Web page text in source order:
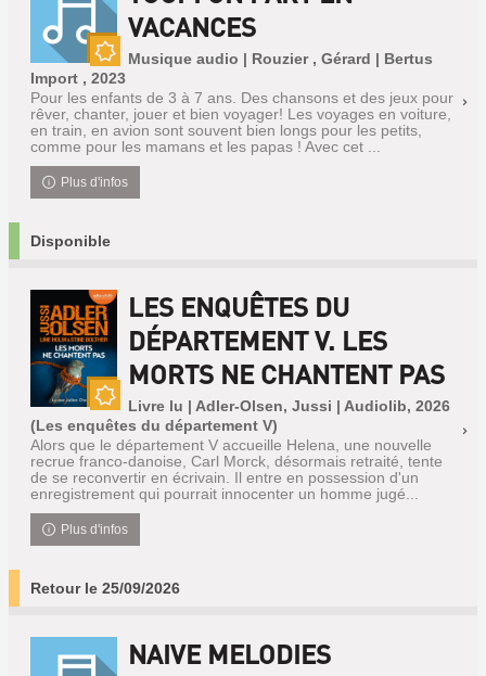
Nouveauté
VACANCES
Musique audio | Rouzier , Gérard | Bertus
Import , 2023
Pour les enfants de 3 à 7 ans. Des chansons et des jeux pour
rêver, chanter, jouer et bien voyager! Les voyages en voiture,
en train, en avion sont souvent bien longs pour les petits,
comme pour les mamans et les papas ! Avec cet ...
Plus d'infos
Disponible
Nouveauté
LES ENQUÊTES DU
DÉPARTEMENT V. LES
MORTS NE CHANTENT PAS
Livre lu | Adler-Olsen, Jussi | Audiolib, 2026
(Les enquêtes du département V)
Alors que le département V accueille Helena, une nouvelle
recrue franco-danoise, Carl Morck, désormais retraité, tente
de se reconvertir en écrivain. Il entre en possession d'un
enregistrement qui pourrait innocenter un homme jugé...
Plus d'infos
Retour le 25/09/2026
NAIVE MELODIES